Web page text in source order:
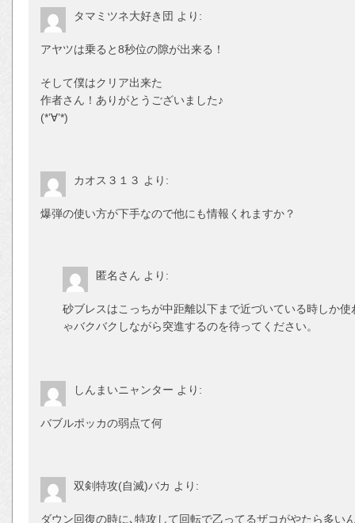
タマミツネ大好き団 より:
アヤツは乗ると8秒位の隙が出来る！
そして僕はクリア出来た
作者さん！ありがとうございました♪
(*’∀’*)
カオス３１３ より:
爆弾の使い方が下手なので他にも情報くれますか？
匿名さん より:
砂ブレスはこっちが中距離以下まで近づいている時しか
ゃバクバクしながら突進するのを待ってください。
しんまいニャンター より:
バブルポッカの弱点て何
双剣特攻(自滅)バカ より:
ダウン回復の時に､特攻して回転で乙ってるザコがやたら多